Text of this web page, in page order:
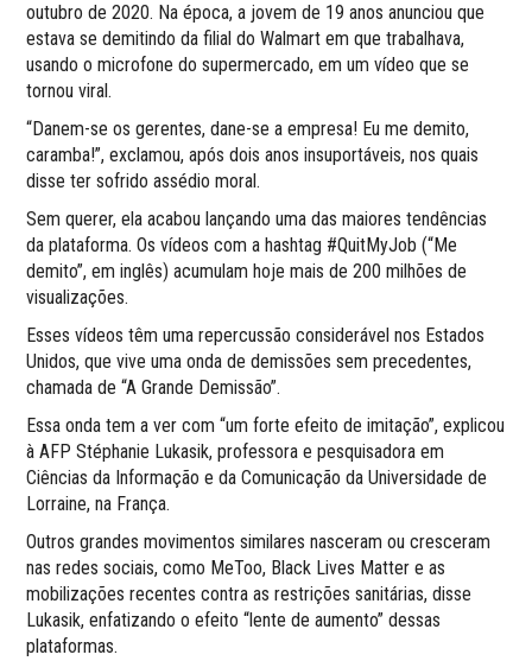
outubro de 2020. Na época, a jovem de 19 anos anunciou que
estava se demitindo da filial do Walmart em que trabalhava,
usando o microfone do supermercado, em um vídeo que se
tornou viral.
“Danem-se os gerentes, dane-se a empresa! Eu me demito,
caramba!”, exclamou, após dois anos insuportáveis, nos quais
disse ter sofrido assédio moral.
Sem querer, ela acabou lançando uma das maiores tendências
da plataforma. Os vídeos com a hashtag #QuitMyJob (“Me
demito”, em inglês) acumulam hoje mais de 200 milhões de
visualizações.
Esses vídeos têm uma repercussão considerável nos Estados
Unidos, que vive uma onda de demissões sem precedentes,
chamada de “A Grande Demissão”.
Essa onda tem a ver com “um forte efeito de imitação”, explicou
à AFP Stéphanie Lukasik, professora e pesquisadora em
Ciências da Informação e da Comunicação da Universidade de
Lorraine, na França.
Outros grandes movimentos similares nasceram ou cresceram
nas redes sociais, como MeToo, Black Lives Matter e as
mobilizações recentes contra as restrições sanitárias, disse
Lukasik, enfatizando o efeito “lente de aumento” dessas
plataformas.